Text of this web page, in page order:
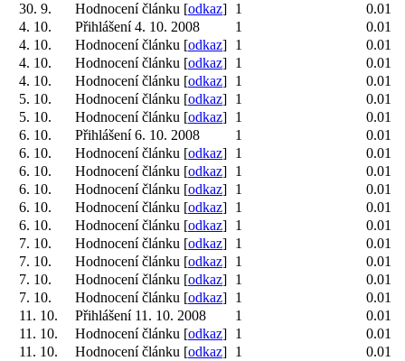
30. 9.
Hodnocení článku [odkaz] 1
0.01
4. 10.
Přihlášení 4. 10. 2008 1
0.01
4. 10.
Hodnocení článku [odkaz] 1
0.01
4. 10.
Hodnocení článku [odkaz] 1
0.01
4. 10.
Hodnocení článku [odkaz] 1
0.01
5. 10.
Hodnocení článku [odkaz] 1
0.01
5. 10.
Hodnocení článku [odkaz] 1
0.01
6. 10.
Přihlášení 6. 10. 2008 1
0.01
6. 10.
Hodnocení článku [odkaz] 1
0.01
6. 10.
Hodnocení článku [odkaz] 1
0.01
6. 10.
Hodnocení článku [odkaz] 1
0.01
6. 10.
Hodnocení článku [odkaz] 1
0.01
6. 10.
Hodnocení článku [odkaz] 1
0.01
7. 10.
Hodnocení článku [odkaz] 1
0.01
7. 10.
Hodnocení článku [odkaz] 1
0.01
7. 10.
Hodnocení článku [odkaz] 1
0.01
7. 10.
Hodnocení článku [odkaz] 1
0.01
11. 10.
Přihlášení 11. 10. 2008 1
0.01
11. 10.
Hodnocení článku [odkaz] 1
0.01
11. 10.
Hodnocení článku [odkaz] 1
0.01